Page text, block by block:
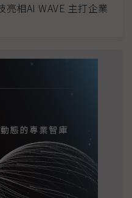
相AI WAVE 主打企業